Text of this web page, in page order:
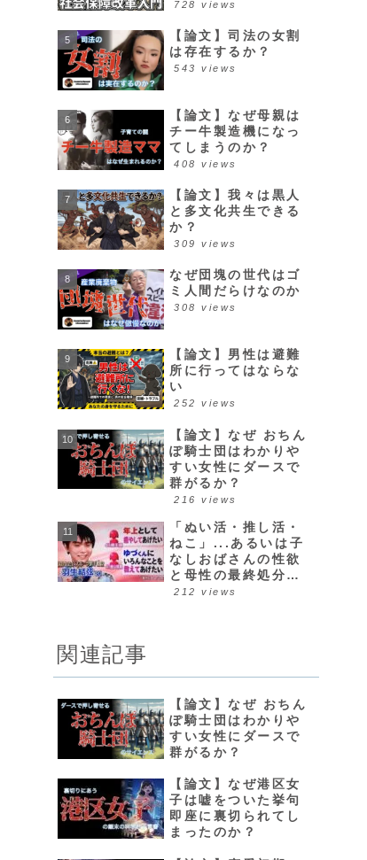
728 views
【論文】司法の女割
は存在するか？
543 views
【論文】なぜ母親は
チー牛製造機になっ
てしまうのか？
408 views
【論文】我々は黒人
と多文化共生できる
か？
309 views
なぜ団塊の世代はゴ
ミ人間だらけなのか
308 views
【論文】男性は避難
所に行ってはならな
い
252 views
【論文】なぜ おちん
ぽ騎士団はわかりや
すい女性にダースで
群がるか？
216 views
「ぬい活・推し活・
ねこ」...あるいは子
なしおばさんの性欲
と母性の最終処分場
について
212 views
関連記事
【論文】なぜ おちん
ぽ騎士団はわかりや
すい女性にダースで
群がるか？
【論文】なぜ港区女
子は嘘をついた挙句
即座に裏切られてし
まったのか？